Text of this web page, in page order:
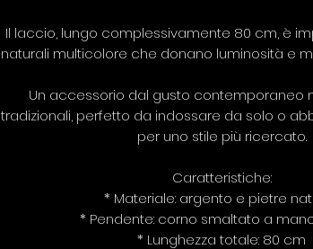
Il laccio, lungo complessivamente 80 cm, è
naturali multicolore che donano luminosità e
Un accessorio dal gusto contemporaneo
tradizionali, perfetto da indossare da solo o
per uno stile più ricercato.
Caratteristiche:
* Materiale: argento e pietre
* Pendente: corno smaltato a
* Lunghezza totale: 80 cm